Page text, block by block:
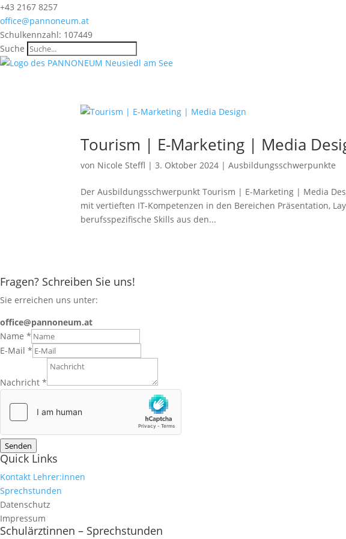
+43 2167 8257
office@pannoneum.at
Schulkennzahl: 107449
Suche
Tourism | E-Marketing | Media
von Nicole Steffl |3. Oktober 2024 |Ausbildungsschwerpunkte
Der Ausbildungsschwerpunkt Tourism | E-Marketing | Media
mit vertieften IT-Kompetenzen in den Bereichen Präsentation,
berufsspezifische Skills aus den...
Fragen? Schreiben Sie uns!
Sie erreichen uns unter:
office@pannoneum.at
Name *
E-Mail *
Nachricht *
Senden
Quick Links
Kontakt Lehrer:innen
Sprechstunden
Datenschutz
Impressum
Schulärztinnen – Sprechstunden